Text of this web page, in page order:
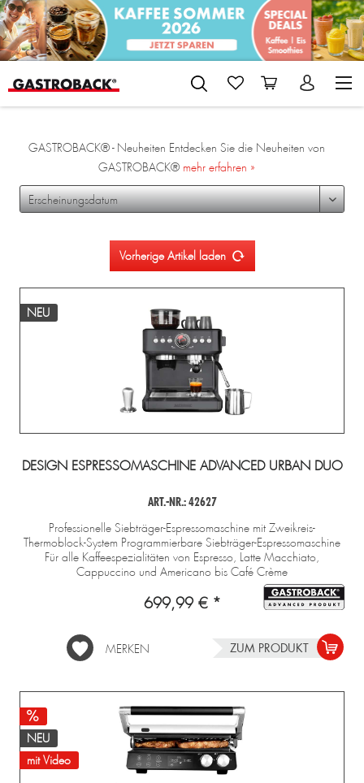
GASTROBACK® - Neuheiten Entdecken Sie die Neuheiten von
GASTROBACK® mehr erfahren »
Vorherige Artikel laden
NEU
DESIGN ESPRESSOMASCHINE ADVANCED URBAN DUO
ART.-NR.: 42627
Professionelle Siebträger-Espressomaschine mit Zweikreis-
Thermoblock-System Programmierbare Siebträger-Espressomaschine
Für alle Kaffeespezialitäten von Espresso, Latte Macchiato,
Cappuccino und Americano bis Café Crème
699,99 € *
MERKEN ZUM PRODUKT
NEU
mit Video